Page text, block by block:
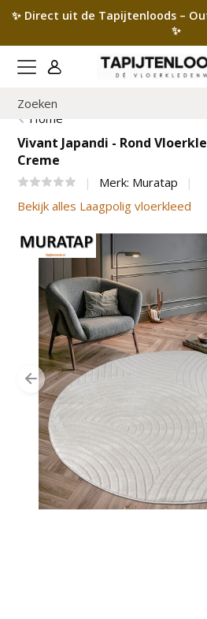
✨ Direct uit de Tapijtenloods –
✨
Home
Vivant Japandi - Rond
Creme
Merk: Muratap
Bekijk alles Laagpolig vloerkleed